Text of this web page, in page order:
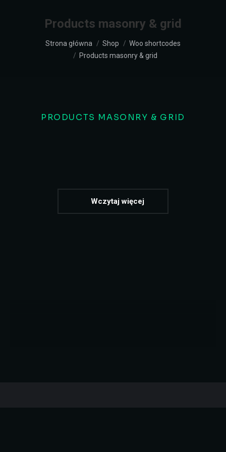
Products masonry & grid
Jesteś tutaj:Strona główna Shop
Woo shortcodes
Products masonry & grid
PRODUCTS MASONRY & GRID
Wczytaj więcej